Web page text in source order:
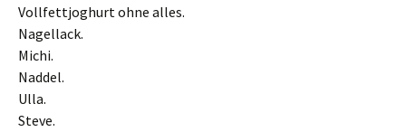
Vollfettjoghurt ohne alles.
Nagellack.
Michi.
Naddel.
Ulla.
Steve.